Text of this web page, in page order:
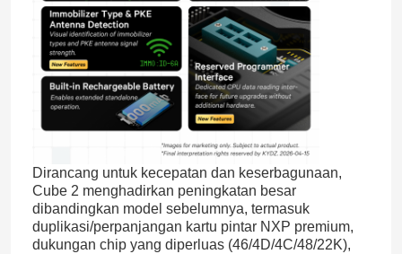
Dirancang untuk kecepatan dan keserbagunaan,
Cube 2 menghadirkan peningkatan besar
dibandingkan model sebelumnya, termasuk
duplikasi/perpanjangan kartu pintar NXP premium,
dukungan chip yang diperluas (46/4D/4C/48/22K),